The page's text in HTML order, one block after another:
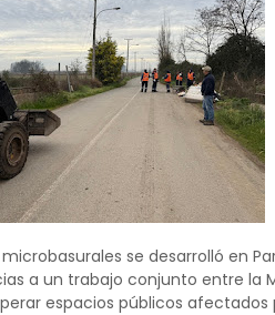
se desarrolló en
a un trabajo conjunto entre la
espacios públicos